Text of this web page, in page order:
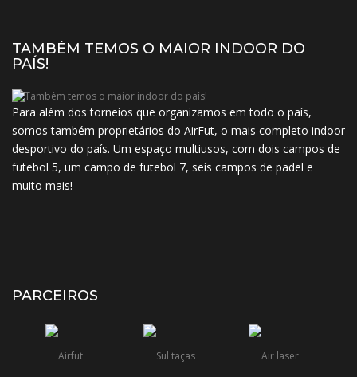
TAMBÉM TEMOS O MAIOR INDOOR DO
PAÍS!
Para além dos torneios que organizamos em todo o país,
somos também proprietários do AirFut, o mais completo indoor
desportivo do país. Um espaço multiusos, com dois campos de
futebol 5, um campo de futebol 7, seis campos de padel e
muito mais!
PARCEIROS